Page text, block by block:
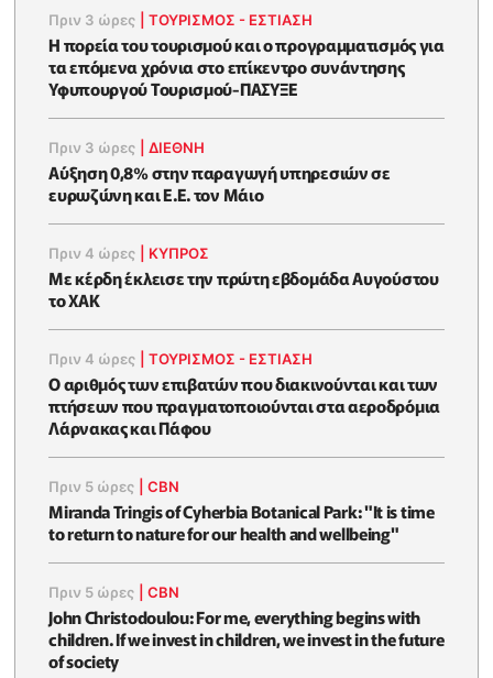
Πριν 3 ώρες |ΤΟΥΡΙΣΜΟΣ - ΕΣΤΙΑΣΗ
Η πορεία του τουρισμού και ο προγραμματισμός για
τα επόμενα χρόνια στο επίκεντρο συνάντησης
Υφυπουργού Τουρισμού-ΠΑΣΥΞΕ
Πριν 3 ώρες |ΔΙΕΘΝΗ
Αύξηση 0,8% στην παραγωγή υπηρεσιών σε
ευρωζώνη και Ε.Ε. τον Μάιο
Πριν 4 ώρες ΚΥΠΡΟΣ
Με κέρδη έκλεισε την πρώτη εβδομάδα Αυγούστου
το ΧΑΚ
Πριν 4 ώρες |ΤΟΥΡΙΣΜΟΣ - ΕΣΤΙΑΣΗ
Ο αριθμός των επιβατών που διακινούνται και των
πτήσεων που πραγματοποιούνται στα αεροδρόμια
Λάρνακας και Πάφου
Πριν 5 ώρες |CBN
Miranda Tringis of Cyherbia Botanical Park: "It is time
to return to nature for our health and wellbeing"
Πριν 5 ώρες |CBN
John Christodoulou: For me, everything begins with
children. If we invest in children, we invest in the future
of society